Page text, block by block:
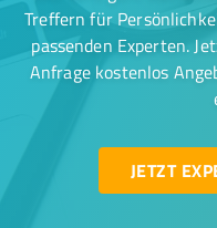
Treffern für
passenden Experten.
Anfrage kostenlos
JETZT